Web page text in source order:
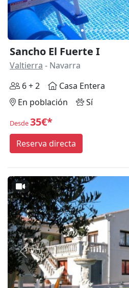
Sancho El Fuerte I
Valtierra - Navarra
6 + 2
Casa Entera
En población
Sí
Desde35€*
Reserva directa
Anterior